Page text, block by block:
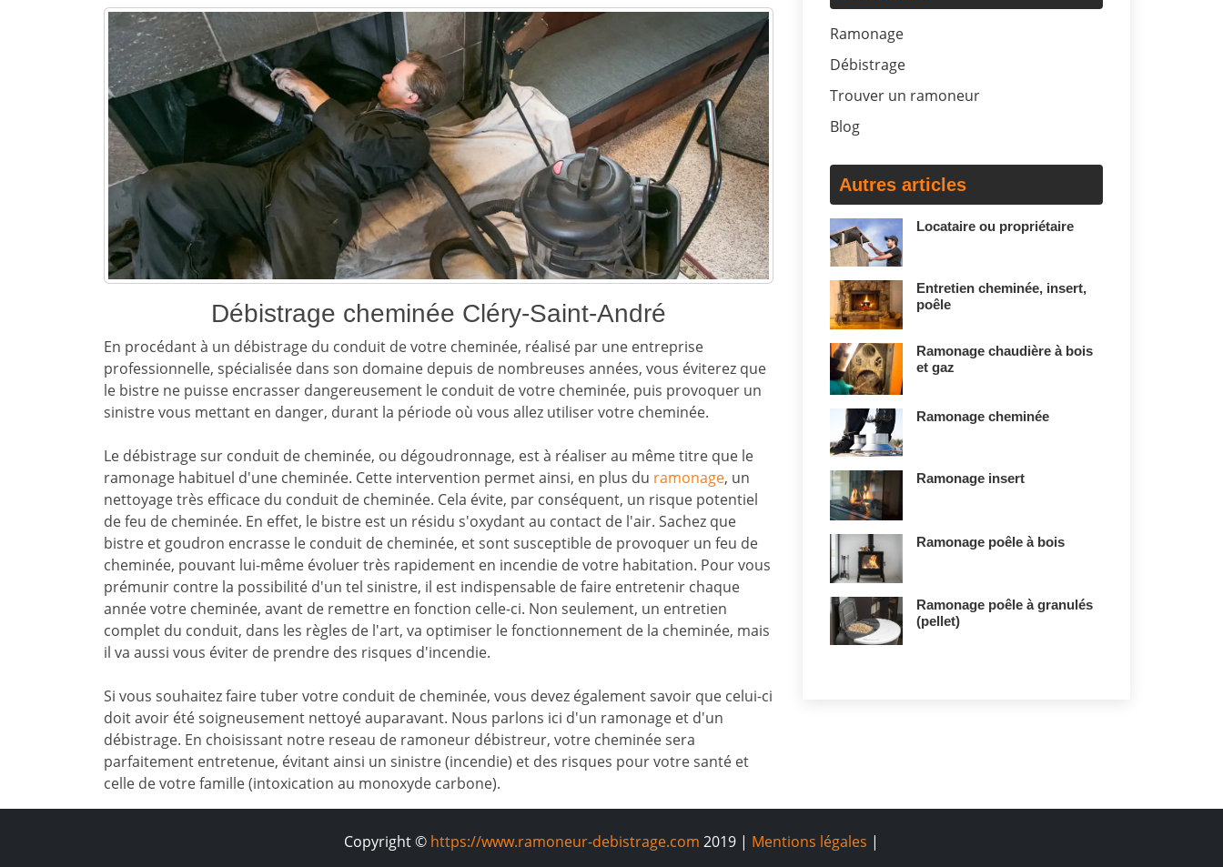
Débistrage cheminée Cléry-Saint-André
En procédant à un débistrage du conduit de votre cheminée, réalisé par une entreprise
professionnelle, spécialisée dans son domaine depuis de nombreuses années, vous éviterez que
le bistre ne puisse encrasser dangereusement le conduit de votre cheminée, puis provoquer un
sinistre vous mettant en danger, durant la période où vous allez utiliser votre cheminée.
Le débistrage sur conduit de cheminée, ou dégoudronnage, est à réaliser au même titre que le
ramonage habituel d'une cheminée. Cette intervention permet ainsi, en plus du ramonage, un
nettoyage très efficace du conduit de cheminée. Cela évite, par conséquent, un risque potentiel
de feu de cheminée. En effet, le bistre est un résidu s'oxydant au contact de l'air. Sachez que
bistre et goudron encrasse le conduit de cheminée, et sont susceptible de provoquer un feu de
cheminée, pouvant lui-même évoluer très rapidement en incendie de votre habitation. Pour vous
prémunir contre la possibilité d'un tel sinistre, il est indispensable de faire entretenir chaque
année votre cheminée, avant de remettre en fonction celle-ci. Non seulement, un entretien
complet du conduit, dans les règles de l'art, va optimiser le fonctionnement de la cheminée, mais
il va aussi vous éviter de prendre des risques d'incendie.
Si vous souhaitez faire tuber votre conduit de cheminée, vous devez également savoir que celui-ci
doit avoir été soigneusement nettoyé auparavant. Nous parlons ici d'un ramonage et d'un
débistrage. En choisissant notre reseau de ramoneur débistreur, votre cheminée sera
parfaitement entretenue, évitant ainsi un sinistre (incendie) et des risques pour votre santé et
celle de votre famille (intoxication au monoxyde carbone).
Ramonage
Débistrage
Trouver un ramoneur
Blog
Autres articles
Locataire ou propriétaire
Entretien cheminée, insert,
poêle
Ramonage chaudière à bois
et gaz
Ramonage cheminée
Ramonage insert
Ramonage poêle à bois
Ramonage poêle à granulés
(pellet)
Copyright © https://www.ramoneur-debistrage.com 2019 | Mentions légales |